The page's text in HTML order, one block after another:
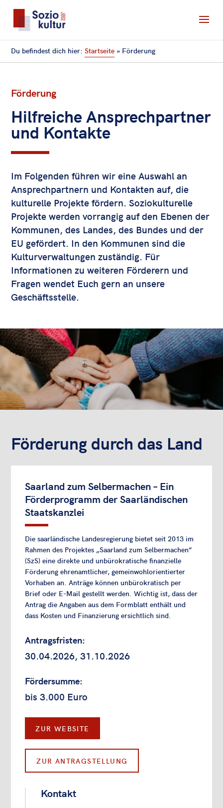
Du befindest dich hier:Startseite » Förderung
Förderung
Hilfreiche Ansprechpartner
und Kontakte
Im Folgenden führen wir eine Auswahl an
Ansprechpartnern und Kontakten auf, die
kulturelle Projekte fördern. Soziokulturelle
Projekte werden vorrangig auf den Ebenen der
Kommunen, des Landes, des Bundes und der
EU gefördert. In den Kommunen sind die
Kulturverwaltungen zuständig. Für
Informationen zu weiteren Förderern und
Fragen wendet Euch gern an unsere
Geschäftsstelle.
Förderung durch das Land
Saarland zum Selbermachen – Ein
Förderprogramm der Saarländischen
Staatskanzlei
Die saarländische Landesregierung bietet seit 2013 im
Rahmen des Projektes „Saarland zum Selbermachen“
(SzS) eine direkte und unbürokratische finanzielle
Förderung ehrenamtlicher, gemeinwohlorientierter
Vorhaben an. Anträge können unbürokratisch per
Brief oder E-Mail gestellt werden. Wichtig ist, dass der
Antrag die Angaben aus dem Formblatt enthält und
dass Kosten und Finanzierung ersichtlich sind.
Antragsfristen:
30.04.2026, 31.10.2026
Fördersumme:
bis 3.000 Euro
ZUR WEBSITE
ZUR ANTRAGSTELLUNG
Kontakt